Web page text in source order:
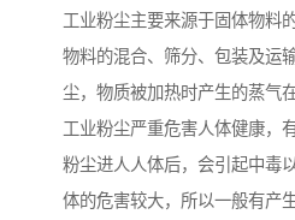
工业粉尘主要来源于固体物料
物料的混合、筛分、包装及运
尘，物质被加热时产生的蒸气
工业粉尘严重危害人体健康，
粉尘进人人体后，会引起中毒
体的危害较大，所以一般有产